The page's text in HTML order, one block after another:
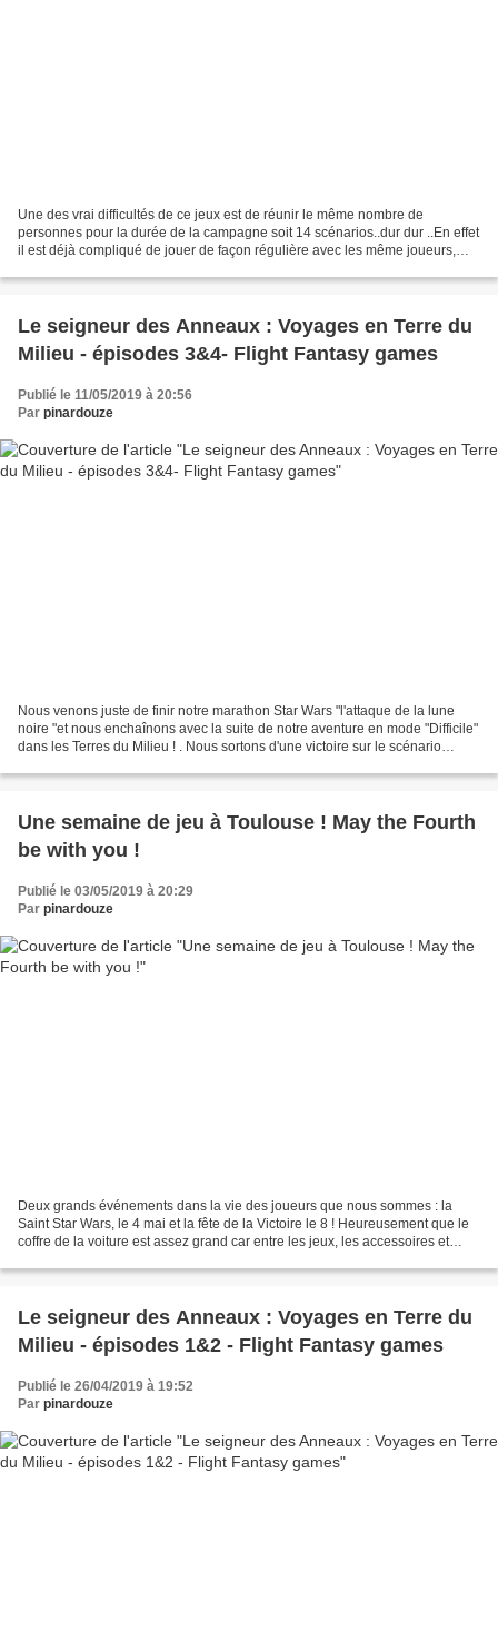
Une des vrai difficultés de ce jeux est de réunir le même nombre de
personnes pour la durée de la campagne soit 14 scénarios..dur dur ..En effet
il est déjà compliqué de jouer de façon régulière avec les même joueurs,
Le seigneur des Anneaux : Voyages en Terre du
Milieu - épisodes 3&4- Flight Fantasy games
Publié le 11/05/2019 à 20:56
Par pinardouze
Nous venons juste de finir notre marathon Star Wars "l'attaque de la lune
noire "et nous enchaînons avec la suite de notre aventure en mode "Difficile"
dans les Terres du Milieu ! . Nous sortons d'une victoire sur le scénario
Une semaine de jeu à Toulouse ! May the Fourth
be with you !
Publié le 03/05/2019 à 20:29
Par pinardouze
Deux grands événements dans la vie des joueurs que nous sommes : la
Saint Star Wars, le 4 mai et la fête de la Victoire le 8 ! Heureusement que le
coffre de la voiture est assez grand car entre les jeux, les accessoires et
Le seigneur des Anneaux : Voyages en Terre du
Milieu - épisodes 1&2 - Flight Fantasy games
Publié le 26/04/2019 à 19:52
Par pinardouze